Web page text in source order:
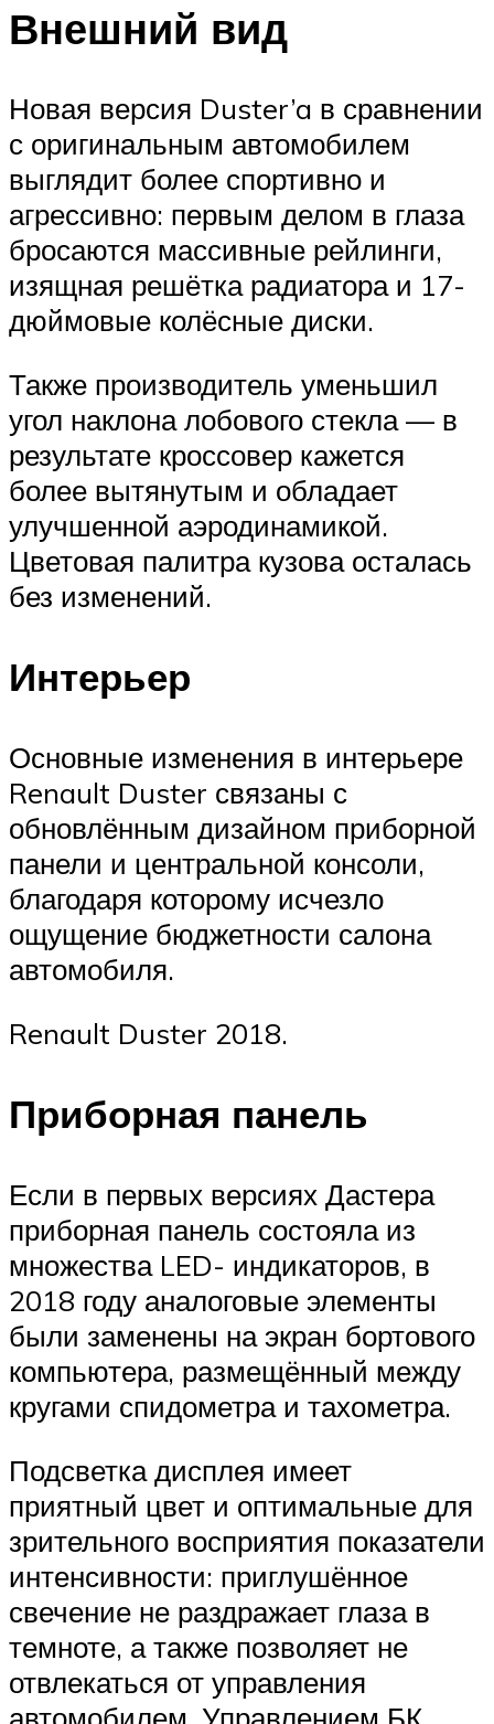
Внешний вид
Новая версия Duster’a в сравнении
с оригинальным автомобилем
выглядит более спортивно и
агрессивно: первым делом в глаза
бросаются массивные рейлинги,
изящная решётка радиатора и 17-
дюймовые колёсные диски.
Также производитель уменьшил
угол наклона лобового стекла — в
результате кроссовер кажется
более вытянутым и обладает
улучшенной аэродинамикой.
Цветовая палитра кузова осталась
без изменений.
Интерьер
Основные изменения в интерьере
Renault Duster связаны с
обновлённым дизайном приборной
панели и центральной консоли,
благодаря которому исчезло
ощущение бюджетности салона
автомобиля.
Renault Duster 2018.
Приборная панель
Если в первых версиях Дастера
приборная панель состояла из
множества LED- индикаторов, в
2018 году аналоговые элементы
были заменены на экран бортового
компьютера, размещённый между
кругами спидометра и тахометра.
Подсветка дисплея имеет
приятный цвет и оптимальные для
зрительного восприятия показатели
интенсивности: приглушённое
свечение не раздражает глаза в
темноте, а также позволяет не
отвлекаться от управления
автомобилем. Управлением БК